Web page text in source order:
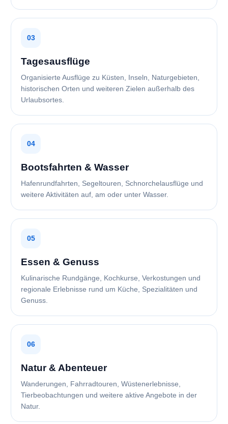
03
Tagesausflüge
Organisierte Ausflüge zu Küsten, Inseln, Naturgebieten,
historischen Orten und weiteren Zielen außerhalb des
Urlaubsortes.
04
Bootsfahrten & Wasser
Hafenrundfahrten, Segeltouren, Schnorchelausflüge und
weitere Aktivitäten auf, am oder unter Wasser.
05
Essen & Genuss
Kulinarische Rundgänge, Kochkurse, Verkostungen und
regionale Erlebnisse rund um Küche, Spezialitäten und
Genuss.
06
Natur & Abenteuer
Wanderungen, Fahrradtouren, Wüstenerlebnisse,
Tierbeobachtungen und weitere aktive Angebote in der
Natur.